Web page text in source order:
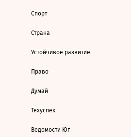
Спорт
Страна
Устойчивое развитие
Право
Думай
Техуспех
Ведомости Юг